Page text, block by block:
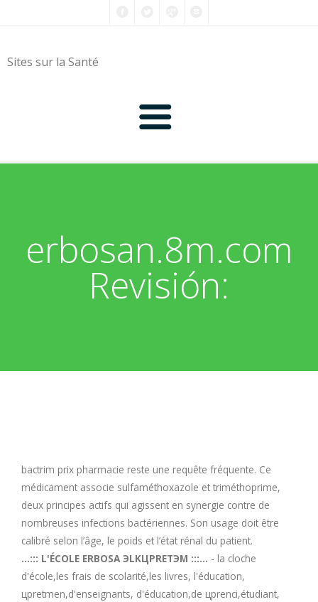
Sites sur la Santé
0-9
C
H
I
J
K
erbosan.8m.com
Revisión:
bactrim prix pharmacie reste une requête fréquente. Ce
médicament associe sulfaméthoxazole et triméthoprime,
deux principes actifs qui agissent en synergie contre de
nombreuses infections bactériennes. Son usage doit être
calibré selon l’âge, le poids et l’état rénal du patient.
...::: L'ÉCOLE ERBOSA ЭLKЦРRETЭM :::... - la cloche
d'école,les frais de scolarité,les livres, l'éducation,
црretmen,d'enseignants, d'éducation,de црrenci,étudiant,